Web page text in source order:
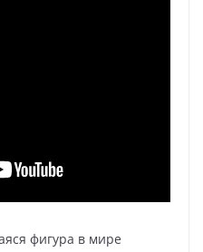
фигура в мире